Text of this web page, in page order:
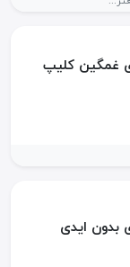
غمگین کلیپ
بدون ایدی